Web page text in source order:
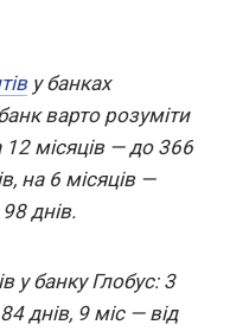
у банках
варто розуміти
місяців — до 366
на 6 місяців —
днів.
у банку Глобус: 3
днів, 9 міс — від